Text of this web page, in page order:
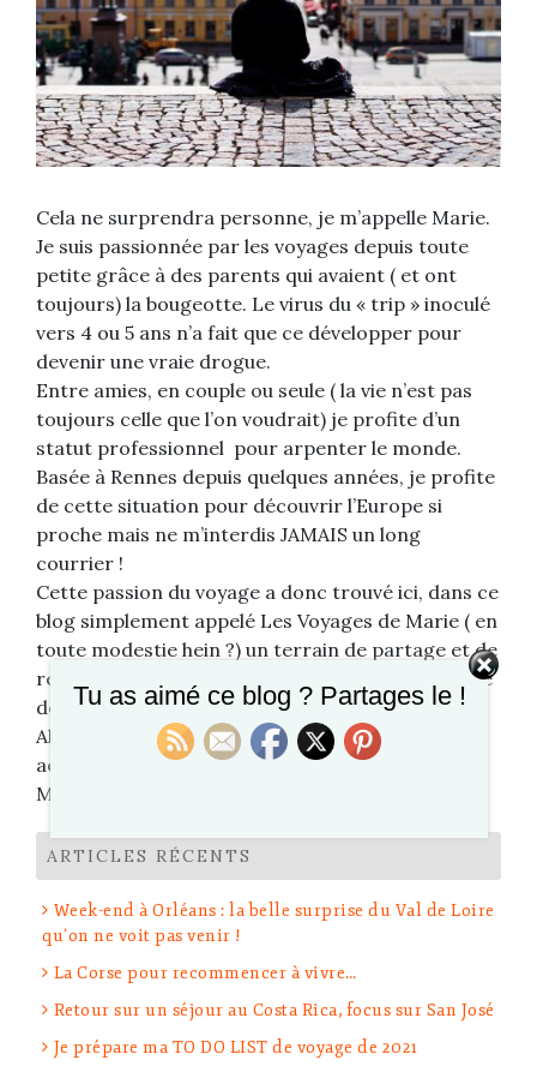
Cela ne surprendra personne, je m’appelle Marie.
Je suis passionnée par les voyages depuis toute
petite grâce à des parents qui avaient ( et ont
toujours) la bougeotte. Le virus du « trip » inoculé
vers 4 ou 5 ans n’a fait que ce développer pour
devenir une vraie drogue.
Entre amies, en couple ou seule ( la vie n’est pas
toujours celle que l’on voudrait) je profite d’un
statut professionnel pour arpenter le monde.
Basée à Rennes depuis quelques années, je profite
de cette situation pour découvrir l’Europe si
proche mais ne m’interdis JAMAIS un long
courrier !
Cette passion du voyage a donc trouvé ici, dans ce
blog simplement appelé Les Voyages de Marie ( en
toute modestie hein ?) un terrain de partage et de
rencontre, ce qui me semble être l’essence même
de ma passion.
Alors à bientôt ici ou dans un avion, un train, un
aéroport, un hôtel ou une plage…
Marie
ARTICLES RÉCENTS
Week-end à Orléans : la belle surprise du Val de Loire
qu’on ne voit pas venir !
La Corse pour recommencer à vivre…
Retour sur un séjour au Costa Rica, focus sur San José
Je prépare ma TO DO LIST de voyage de 2021
Tu as aimé ce blog ? Partages le !